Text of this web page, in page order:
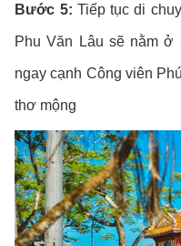
Bước 5: Tiếp tục di
Phu Văn Lâu sẽ nằm ở
ngay cạnh Công viên
thơ mộng